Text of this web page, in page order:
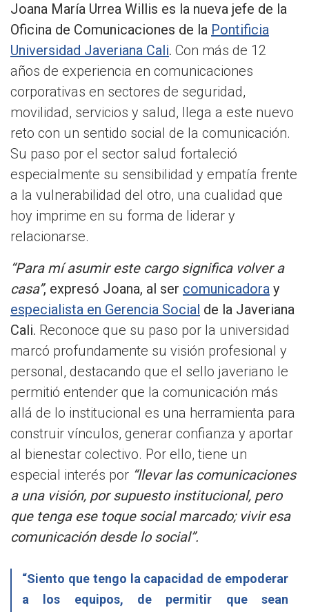
Joana María Urrea Willis es la nueva jefe de la
Oficina de Comunicaciones de la Pontificia
Universidad Javeriana Cali. Con más de 12
años de experiencia en comunicaciones
corporativas en sectores de seguridad,
movilidad, servicios y salud, llega a este nuevo
reto con un sentido social de la comunicación.
Su paso por el sector salud fortaleció
especialmente su sensibilidad y empatía frente
a la vulnerabilidad del otro, una cualidad que
hoy imprime en su forma de liderar y
relacionarse.
“Para mí asumir este cargo significa volver a
casa”, expresó Joana, al ser comunicadora y
especialista en Gerencia Social de la Javeriana
Cali. Reconoce que su paso por la universidad
marcó profundamente su visión profesional y
personal, destacando que el sello javeriano le
permitió entender que la comunicación más
allá de lo institucional es una herramienta para
construir vínculos, generar confianza y aportar
al bienestar colectivo. Por ello, tiene un
especial interés por “llevar las comunicaciones
a una visión, por supuesto institucional, pero
que tenga ese toque social marcado; vivir esa
comunicación desde lo social”.
“Siento que tengo la capacidad de empoderar
a los equipos, de permitir que sean